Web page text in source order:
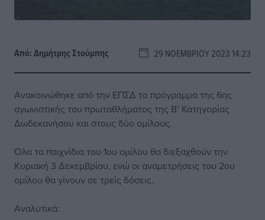
Από:Δημήτρης Στούμπης 29 ΝΟΕΜΒΡΊΟΥ 2023 14:23
Ανακοινώθηκε από την ΕΠΣΔ το πρόγραμμα της 6ης
αγωνιστικής του πρωταθλήματος της Β’ Κατηγορίας
Δωδεκανήσου και στους δύο ομίλους.
Όλα τα παιχνίδια του 1ου ομίλου θα διεξαχθούν την
Κυριακή 3 Δεκεμβρίου, ενώ οι αναμετρήσεις του 2ου
ομίλου θα γίνουν σε τρείς δόσεις.
Αναλυτικά: